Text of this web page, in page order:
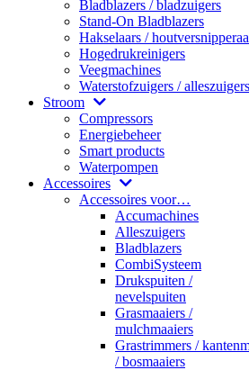
Bladblazers / bladzuigers
Stand-On Bladblazers
Hakselaars /
Hogedrukreinigers
Veegmachines
Waterstofzuigers / alleszuigers
Stroom
Compressors
Energiebeheer
Smart products
Waterpompen
Accessoires
Accessoires voor…
Accumachines
Alleszuigers
Bladblazers
CombiSysteem
Drukspuiten /
nevelspuiten
Grasmaaiers /
mulchmaaiers
Grastrimmers /
/ bosmaaiers